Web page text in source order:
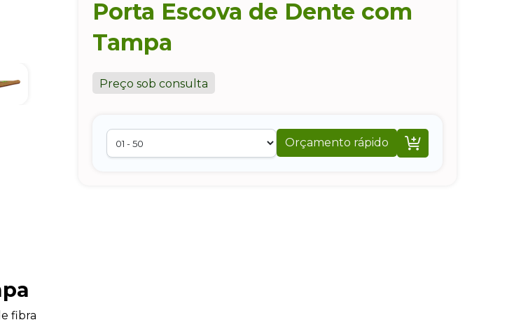
Porta Escova de Dente com
Tampa
Preço sob consulta
Orçamento rápido 
fibra